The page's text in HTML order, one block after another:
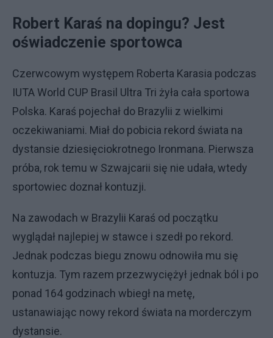
Robert Karaś na dopingu? Jest
oświadczenie sportowca
Czerwcowym występem Roberta Karasia podczas
IUTA World CUP Brasil Ultra Tri żyła cała sportowa
Polska. Karaś pojechał do Brazylii z wielkimi
oczekiwaniami. Miał do pobicia rekord świata na
dystansie dziesięciokrotnego Ironmana. Pierwsza
próba, rok temu w Szwajcarii się nie udała, wtedy
sportowiec doznał kontuzji.
Na zawodach w Brazylii Karaś od początku
wyglądał najlepiej w stawce i szedł po rekord.
Jednak podczas biegu znowu odnowiła mu się
kontuzja. Tym razem przezwyciężył jednak ból i po
ponad 164 godzinach wbiegł na metę,
ustanawiając nowy rekord świata na morderczym
dystansie.